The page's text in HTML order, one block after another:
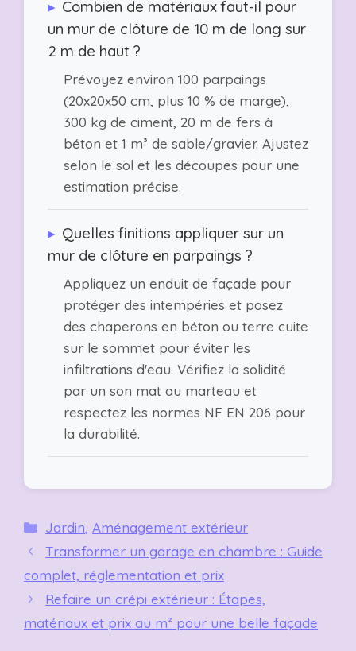
▸ Combien de matériaux faut-il pour
un mur de clôture de 10 m de long sur
2 m de haut ?
Prévoyez environ 100 parpaings
(20x20x50 cm, plus 10 % de marge),
300 kg de ciment, 20 m de fers à
béton et 1 m³ de sable/gravier. Ajustez
selon le sol et les découpes pour une
estimation précise.
▸ Quelles finitions appliquer sur un
mur de clôture en parpaings ?
Appliquez un enduit de façade pour
protéger des intempéries et posez
des chaperons en béton ou terre cuite
sur le sommet pour éviter les
infiltrations d'eau. Vérifiez la solidité
par un son mat au marteau et
respectez les normes NF EN 206 pour
la durabilité.
Catégories
Jardin ,Aménagement extérieur
Transformer un garage en chambre : Guide
complet, réglementation et prix
Refaire un crépi extérieur : Étapes,
matériaux et prix au m² pour une belle façade